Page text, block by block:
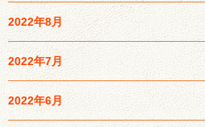
2022年8月
2022年7月
2022年6月